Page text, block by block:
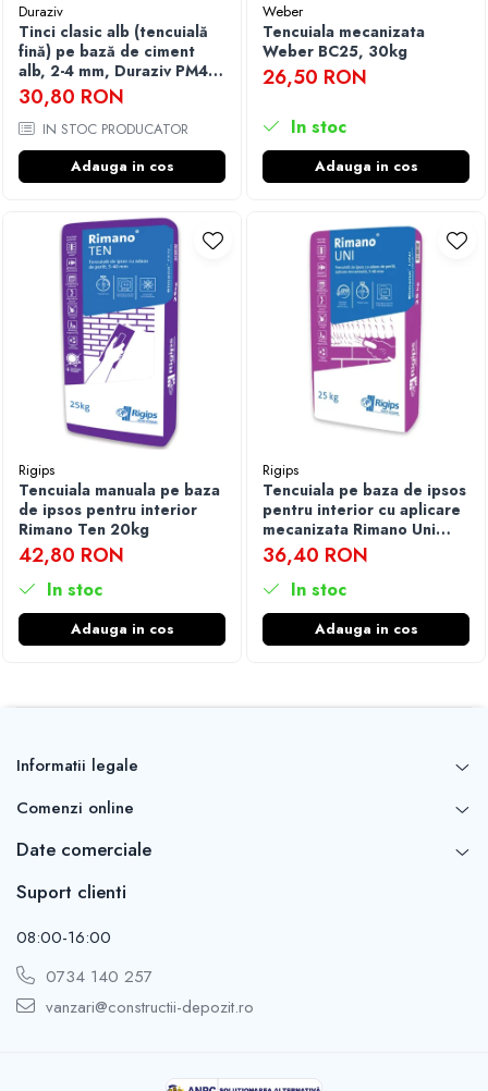
Duraziv
Tinci clasic alb (tencuială
fină) pe bază de ciment
alb, 2-4 mm, Duraziv PM43
Alb - 25kg
30,80 RON
IN STOC PRODUCATOR
Adauga in cos
Weber
Tencuiala mecanizata
Weber BC25, 30kg
26,50 RON
In stoc
Adauga in cos
Rigips
Tencuiala manuala pe baza
de ipsos pentru interior
Rimano Ten 20kg
42,80 RON
In stoc
Adauga in cos
Rigips
Tencuiala pe baza de ipsos
pentru interior cu aplicare
mecanizata Rimano Uni
25kg
36,40 RON
In stoc
Adauga in cos
Informatii legale
Comenzi online
Date comerciale
Suport clienti
08:00-16:00
0734 140 257
vanzari@constructii-depozit.ro